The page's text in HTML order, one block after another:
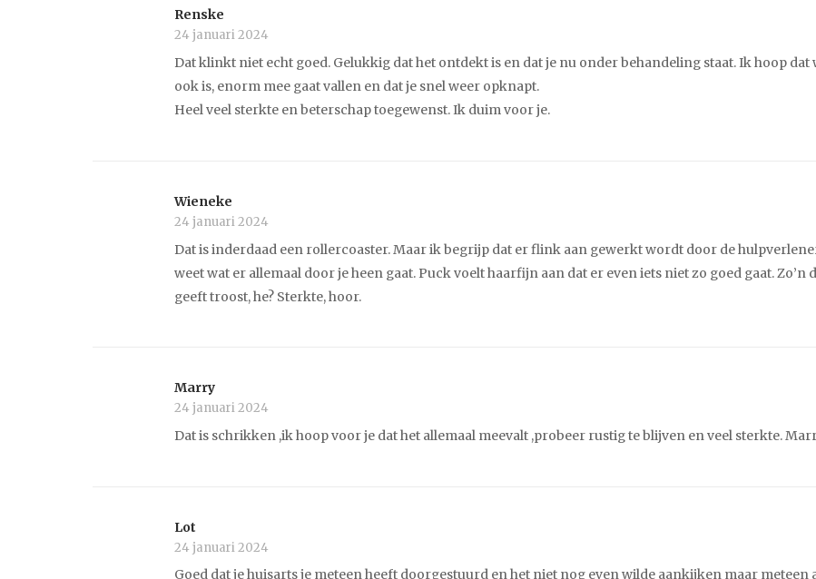
Renske
24 januari 2024
Dat klinkt niet echt goed. Gelukkig dat het ontdekt is en dat je nu onder behandeling staat. Ik hoop dat
ook is, enorm mee gaat vallen en dat je snel weer opknapt.
Heel veel sterkte en beterschap toegewenst. Ik duim voor je.
Wieneke
24 januari 2024
Dat is inderdaad een rollercoaster. Maar ik begrijp dat er flink aan gewerkt wordt door de
weet wat er allemaal door je heen gaat. Puck voelt haarfijn aan dat er even iets niet zo goed gaat. Zo’n
geeft troost, he? Sterkte, hoor.
Marry
24 januari 2024
Dat is schrikken ,ik hoop voor je dat het allemaal meevalt ,probeer rustig te blijven en veel sterkte.
Lot
24 januari 2024
Goed dat je huisarts je meteen heeft doorgestuurd en het niet nog even wilde aankijken maar meteen